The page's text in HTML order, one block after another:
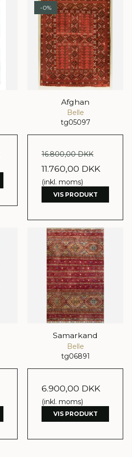
-0%
Afghan
Belle
tg05097
16.800,00 DKK
11.760,00 DKK
(inkl. moms)
VIS PRODUKT
Samarkand
Belle
tg06891
6.900,00 DKK
(inkl. moms)
VIS PRODUKT